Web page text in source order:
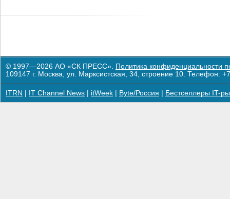
© 1997—2026 АО «СК ПРЕСС». Политика конфиденциальности
109147 г. Москва, ул. Марксистская, 34, строение 10. Телефон:
ITRN IT Channel News itWeek Byte/Россия Бестселлеры IT-